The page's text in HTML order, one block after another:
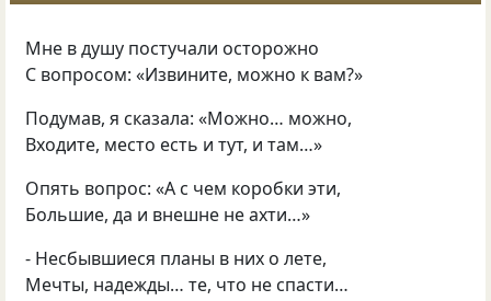
Мне в душу постучали осторожно
С вопросом: «Извините, можно к вам?»
Подумав, я сказала: «Можно… можно,
Входите, место есть и тут, и там…»
Опять вопрос: «А с чем коробки эти,
Большие, да и внешне не ахти…»
- Несбывшиеся планы в них о лете,
Мечты, надежды… те, что не спасти…